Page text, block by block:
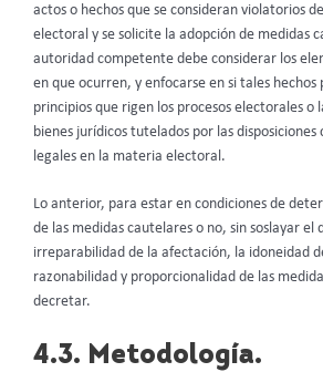
actos o hechos que se consideran violatorios
electoral y se solicite la adopción de medidas
autoridad competente debe considerar los
en que ocurren, y enfocarse en si tales hechos
principios que rigen los procesos electorales o
bienes jurídicos tutelados por las disposiciones
legales en la materia electoral.
Lo anterior, para estar en condiciones de
de las medidas cautelares o no, sin soslayar el
irreparabilidad de la afectación, la idoneidad
razonabilidad y proporcionalidad de las
decretar.
4.3. Metodología.